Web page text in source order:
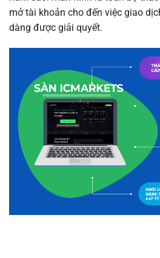
mở tài khoản cho đến việc giao
dàng được giải quyết.